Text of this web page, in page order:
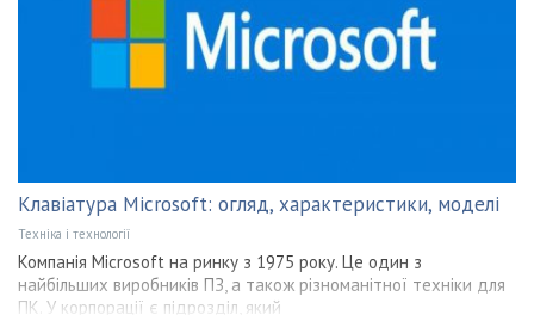
Клавіатура Microsoft: огляд, характеристики, моделі
Техніка і технології
Компанія Microsoft на ринку з 1975 року. Це один з
найбільших виробників ПЗ, а також різноманітної техніки для
ПК. У корпорації є підрозділ, який